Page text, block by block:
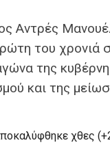
Αντρές
του χρονιά
της
και της
χθες